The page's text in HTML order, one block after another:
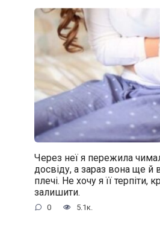
Через неї я пережила
досвіду, а зараз вона ще й
плечі. Не хочу я її терпіти,
залишити.
0 5.1к.